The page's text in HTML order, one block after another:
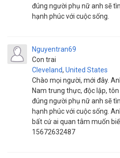
đúng người phụ nữ anh sẽ
hạnh phúc với cuộc sống.
Nguyentran69
Con trai
Cleveland, United States
Chào mọi người, mới đây.
Nam trung thực, độc lập,
đúng người phụ nữ anh sẽ
hạnh phúc với cuộc sống.
bất cứ ai quan tâm muốn
15672632487